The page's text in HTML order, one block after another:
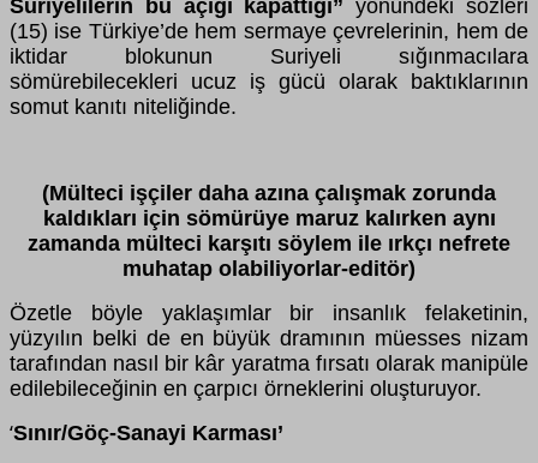
Suriyelilerin bu açığı kapattığı” yönündeki sözleri
(15) ise Türkiye’de hem sermaye çevrelerinin, hem de
iktidar blokunun Suriyeli sığınmacılara
sömürebilecekleri ucuz iş gücü olarak baktıklarının
somut kanıtı niteliğinde.
(Mülteci işçiler daha azına çalışmak zorunda
kaldıkları için sömürüye maruz kalırken aynı
zamanda mülteci karşıtı söylem ile ırkçı nefrete
muhatap olabiliyorlar-editör)
Özetle böyle yaklaşımlar bir insanlık felaketinin,
yüzyılın belki de en büyük dramının müesses nizam
tarafından nasıl bir kâr yaratma fırsatı olarak manipüle
edilebileceğinin en çarpıcı örneklerini oluşturuyor.
‘Sınır/Göç-Sanayi Karması’